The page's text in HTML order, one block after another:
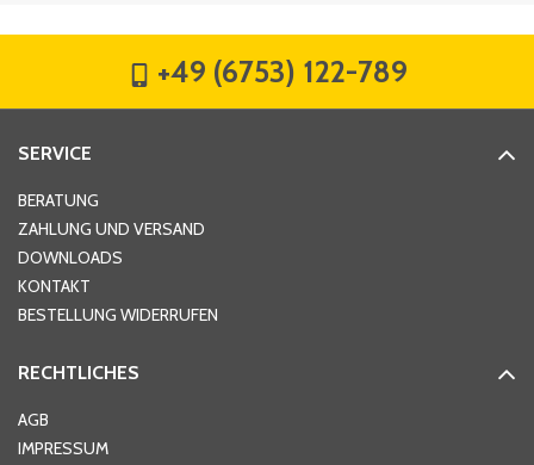
Hausnummer
Ort*
+49 (6753) 122-789
SERVICE
BERATUNG
ZAHLUNG UND VERSAND
DOWNLOADS
KONTAKT
BESTELLUNG WIDERRUFEN
RECHTLICHES
AGB
IMPRESSUM